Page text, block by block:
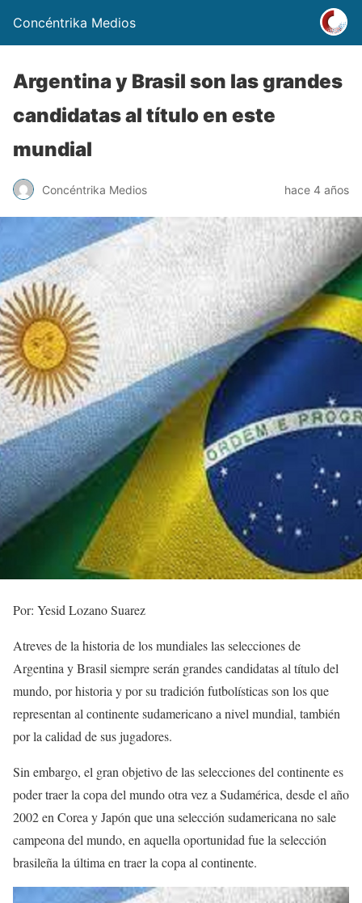
Concéntrika Medios
Argentina y Brasil son las grandes
candidatas al título en este
mundial
Concéntrika Medios hace 4 años
Por: Yesid Lozano Suarez
Atreves de la historia de los mundiales las selecciones de
Argentina y Brasil siempre serán grandes candidatas al título del
mundo, por historia y por su tradición futbolísticas son los que
representan al continente sudamericano a nivel mundial, también
por la calidad de sus jugadores.
Sin embargo, el gran objetivo de las selecciones del continente es
poder traer la copa del mundo otra vez a Sudamérica, desde el año
2002 en Corea y Japón que una selección sudamericana no sale
campeona del mundo, en aquella oportunidad fue la selección
brasileña la última en traer la copa al continente.